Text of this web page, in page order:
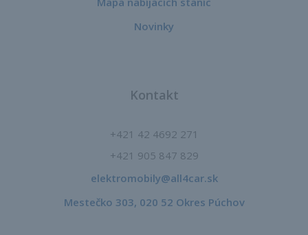
Novinky
Kontakt
+421 42 4692 271
+421 905 847 829
elektromobily@all4car.sk​
Mestečko 303, 020 52 Okres Púchov